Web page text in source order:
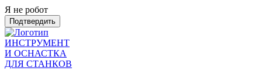
Я не робот
Подтвердить
ИНСТРУМЕНТ
И ОСНАСТКА
ДЛЯ СТАНКОВ